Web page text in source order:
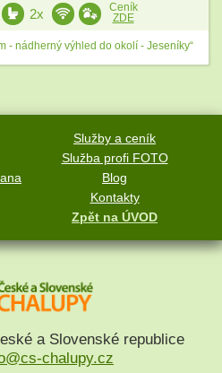
2x
Ceník
ZDE
- nádherný výhled do okolí - Jeseníky“
Služby a ceník
Služba profi FOTO
Blog
Kontakty
Zpět na ÚVOD
a Slovenské republice
chalupy.cz